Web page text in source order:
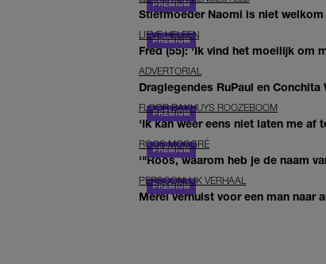
Stiefmoeder Naomi is niet
LIEVE HELEEN
Fred (55): 'Ik vind het moeilijk om
ADVERTORIAL
Draglegendes RuPaul en
FLOOR BAKHUYS ROOZEBOOM
'Ik kan weer eens niet laten me af
ROOS MOGGRÉ
'"Roos, waarom heb je de naam
PERSOONLIJK VERHAAL
Merel verhuist voor een man naar